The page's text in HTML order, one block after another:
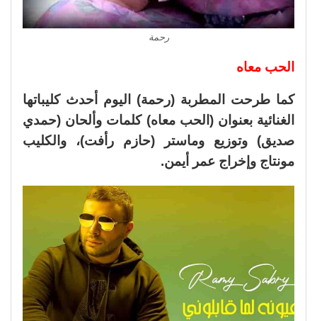
رحمة
الحب معاه
كما طرحت المطربة (رحمة) اليوم أحدث كليباتها
الغنائية بعنوان (الحب معاه) كلمات وألحان (حمدي
صديق) وتوزيع وماستر (حازم رأفت)، والكليب
مونتاج وإخراج عمر أيمن.